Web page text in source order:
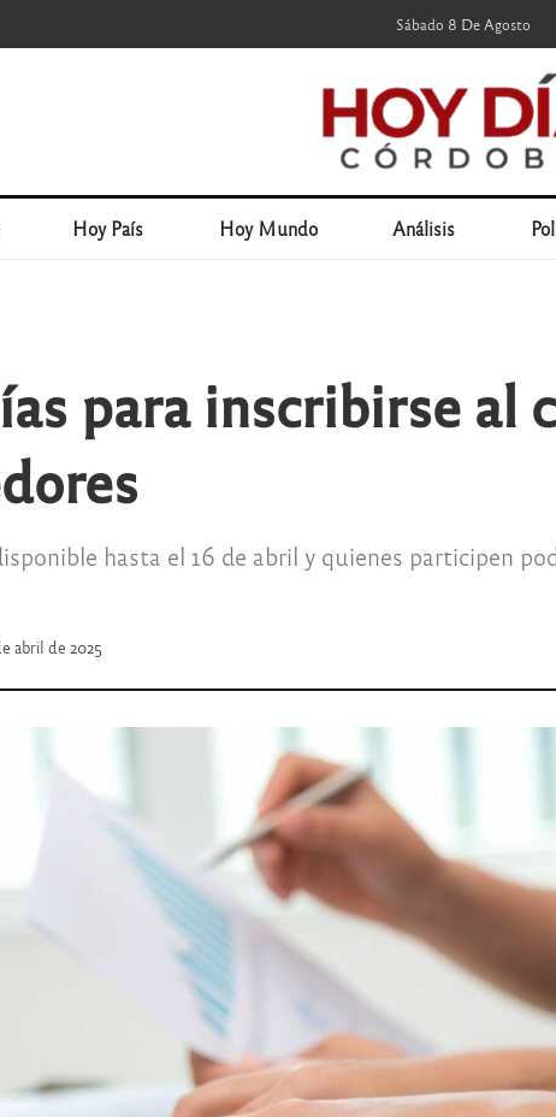
Sábado 8 De Agosto
Hoy País Hoy Mundo Análisis
para inscribirse al
hasta el 16 de abril y quienes participen
abril de 2025